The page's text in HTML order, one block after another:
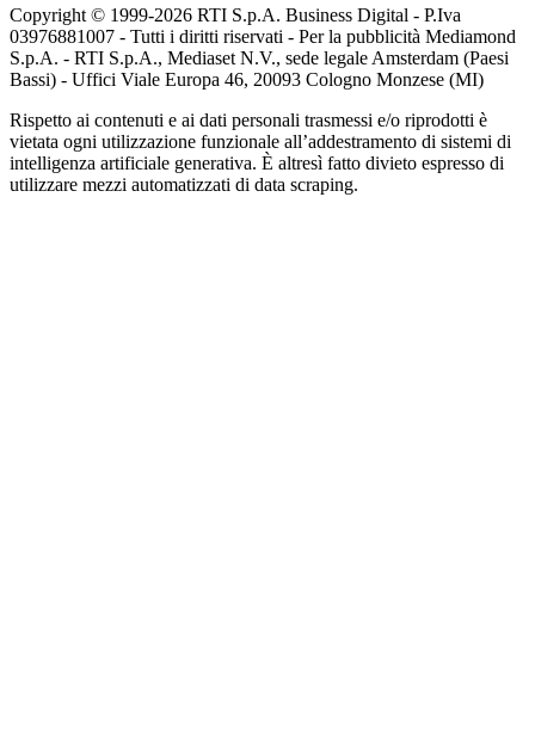
Copyright © 1999-2026 RTI S.p.A. Business Digital - P.Iva
03976881007 - Tutti i diritti riservati - Per la pubblicità Mediamond
S.p.A. - RTI S.p.A., Mediaset N.V., sede legale Amsterdam (Paesi
Bassi) - Uffici Viale Europa 46, 20093 Cologno Monzese (MI)
Rispetto ai contenuti e ai dati personali trasmessi e/o riprodotti è
vietata ogni utilizzazione funzionale all’addestramento di sistemi di
intelligenza artificiale generativa. È altresì fatto divieto espresso di
utilizzare mezzi automatizzati di data scraping.